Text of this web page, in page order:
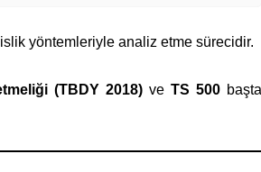
yöntemleriyle analiz etme sürecidir.
(TBDY 2018) veTS 500